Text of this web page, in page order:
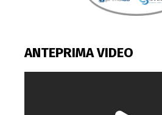
ANTEPRIMA VIDEO